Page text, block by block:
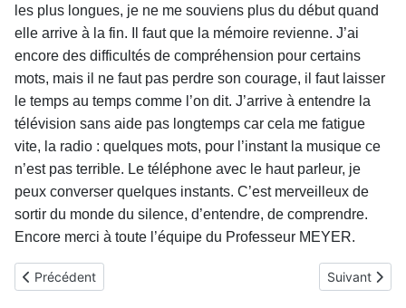
les plus longues, je ne me souviens plus du début quand
elle arrive à la fin. Il faut que la mémoire revienne. J’ai
encore des difficultés de compréhension pour certains
mots, mais il ne faut pas perdre son courage, il faut laisser
le temps au temps comme l’on dit. J’arrive à entendre la
télévision sans aide pas longtemps car cela me fatigue
vite, la radio : quelques mots, pour l’instant la musique ce
n’est pas terrible. Le téléphone avec le haut parleur, je
peux converser quelques instants. C’est merveilleux de
sortir du monde du silence, d’entendre, de comprendre.
Encore merci à toute l’équipe du Professeur MEYER.
Article précédent : Françoise implantée en Octobre 2002
Précédent Article
Suivant